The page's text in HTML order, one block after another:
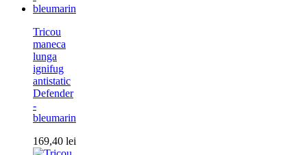
Tricou
maneca
lunga
ignifug
antistatic
Defender
-
bleumarin
169,40 lei